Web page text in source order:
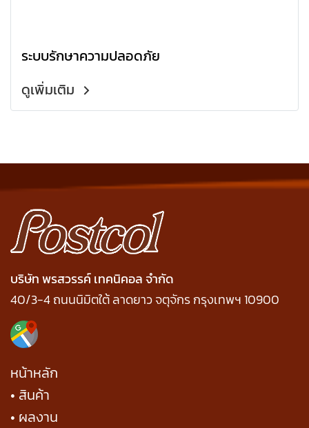
ระบบรักษาความปลอดภัย
ดูเพิ่มเติม
บริษัท พรสวรรค์ เทคนิคอล จำกัด
40/3-4 ถนนนิมิตใต้ ลาดยาว จตุจักร กรุงเทพฯ 10900
หน้าหลัก
• สินค้า
• ผลงาน